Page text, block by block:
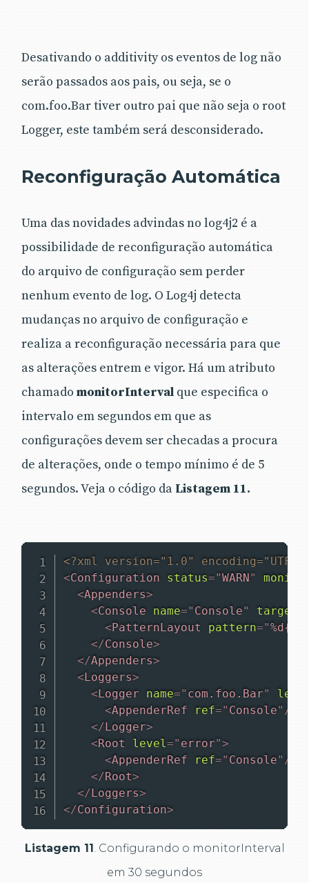
Desativando o additivity os eventos de log não
serão passados aos pais, ou seja, se o
com.foo.Bar tiver outro pai que não seja o root
Logger, este também será desconsiderado.
Reconfiguração Automática
Uma das novidades advindas no log4j2 é a
possibilidade de reconfiguração automática
do arquivo de configuração sem perder
nenhum evento de log. O Log4j detecta
mudanças no arquivo de configuração e
realiza a reconfiguração necessária para que
as alterações entrem e vigor. Há um atributo
chamadomonitorInterval que especifica o
intervalo em segundos em que as
configurações devem ser checadas a procura
de alterações, onde o tempo mínimo é de 5
segundos. Veja o código da Listagem 11.
<?xml version="1.0" encoding="UTF-
<Configuration status="WARN"
<Appenders>
<Console name=" Console" target
<PatternLayout pattern="
</Console>
</Appenders>
<Loggers>
<Logger name=" com.foo.Bar"
<AppenderRef ref=" Console" />
</Logger>
<Root level=" error">
<AppenderRef ref=" Console" />
</Root>
</Loggers>
</Configuration>
Listagem 11. Configurando o monitorInterval
em 30 segundos